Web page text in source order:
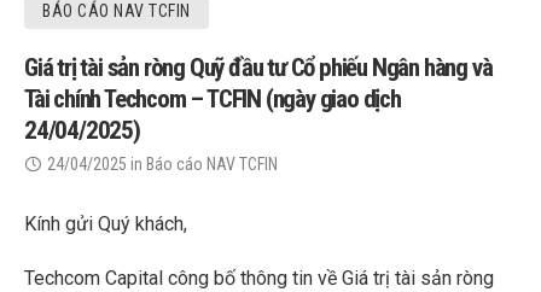
BÁO CÁO NAV TCFIN
Giá trị tài sản ròng Quỹ đầu tư Cổ phiếu Ngân hàng và
Tài chính Techcom – TCFIN (ngày giao dịch
24/04/2025)
24/04/2025 in Báo cáo NAV TCFIN
Kính gửi Quý khách,
Techcom Capital công bố thông tin về Giá trị tài sản ròng